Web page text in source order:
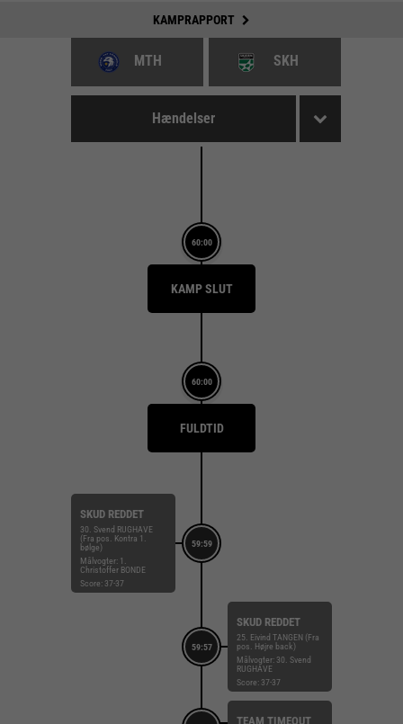
KAMPRAPPORT
MTH SKH
Hændelser
60:00
KAMP SLUT
60:00
FULDTID
59:59
SKUD REDDET
30. Svend RUGHAVE
(Fra pos. Kontra 1.
bølge)
Målvogter: 1.
Christoffer BONDE
Score: 37-37
59:57
SKUD REDDET
25. Eivind TANGEN (Fra
pos. Højre back)
Målvogter: 30. Svend
RUGHAVE
Score: 37-37
TEAM TIMEOUT